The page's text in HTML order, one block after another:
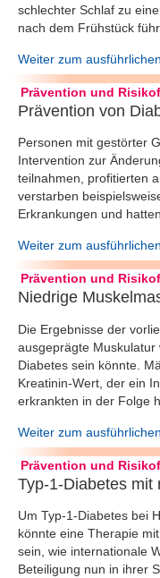
schlechter Schlaf zu
nach dem Frühstück
Weiter zum
Prävention und
Prävention von
Personen mit gestörter
Intervention zur
teilnahmen, profitierten
verstarben
Erkrankungen und
Weiter zum
Prävention und
Niedrige
Die Ergebnisse der
ausgeprägte Muskulatur
Diabetes sein könnte.
Kreatinin-Wert, der ein
erkrankten in der Folge
Weiter zum
Prävention und
Typ-1-Diabetes mit
Um Typ-1-Diabetes bei
könnte eine Therapie
sein, wie internationale
Beteiligung nun in ihrer